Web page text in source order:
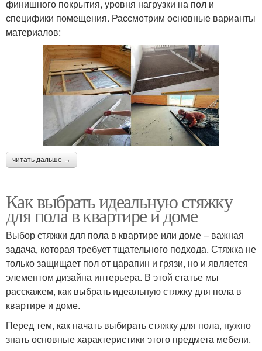
финишного покрытия, уровня нагрузки на пол и
специфики помещения. Рассмотрим основные варианты
материалов:
читать дальше →
Как выбрать идеальную стяжку
для пола в квартире и доме
Выбор стяжки для пола в квартире или доме – важная
задача, которая требует тщательного подхода. Стяжка не
только защищает пол от царапин и грязи, но и является
элементом дизайна интерьера. В этой статье мы
расскажем, как выбрать идеальную стяжку для пола в
квартире и доме.
Перед тем, как начать выбирать стяжку для пола, нужно
знать основные характеристики этого предмета мебели.